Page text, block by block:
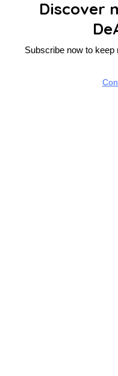
Discover
Subscribe now to keep